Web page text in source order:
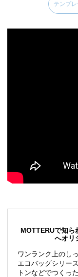
あけてデータを作成し
す。
テンプ
MOTTERUで知ら
へオリ
ワンランク上のし
エコバッグシリー
トンなどでつくっ